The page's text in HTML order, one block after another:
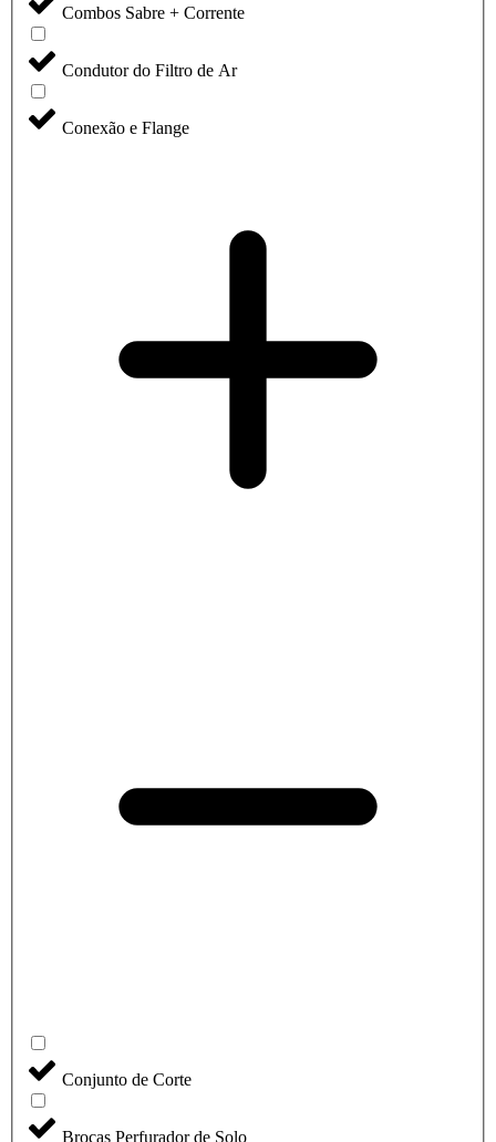
Combos Sabre + Corrente
Condutor do Filtro de Ar
Conexão e Flange
Conjunto de Corte
Brocas Perfurador de Solo